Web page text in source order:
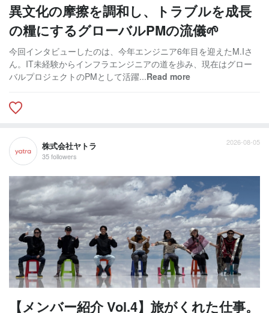
異文化の摩擦を調和し、トラブルを成長
の糧にするグローバルPMの流儀🌱
今回インタビューしたのは、今年エンジニア6年目を迎えたM.Iさ
ん。IT未経験からインフラエンジニアの道を歩み、現在はグロー
バルプロジェクトのPMとして活躍...Read more
株式会社ヤトラ
35 followers
2026-08-05
【メンバー紹介 Vol.4】旅がくれた仕事。